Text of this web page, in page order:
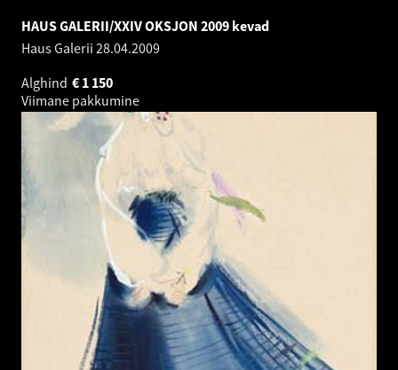
HAUS GALERII/XXIV OKSJON 2009 kevad
Haus Galerii 28.04.2009
Alghind
1 150
€
Viimane pakkumine